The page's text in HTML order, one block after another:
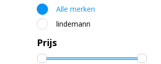
Alle merken
lindemann
Prijs